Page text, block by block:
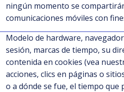
ningún momento se
comunicaciones móviles con
Modelo de hardware,
sesión, marcas de tiempo, su
contenida en cookies (vea
acciones, clics en páginas o
o a dónde se fue, el tiempo que